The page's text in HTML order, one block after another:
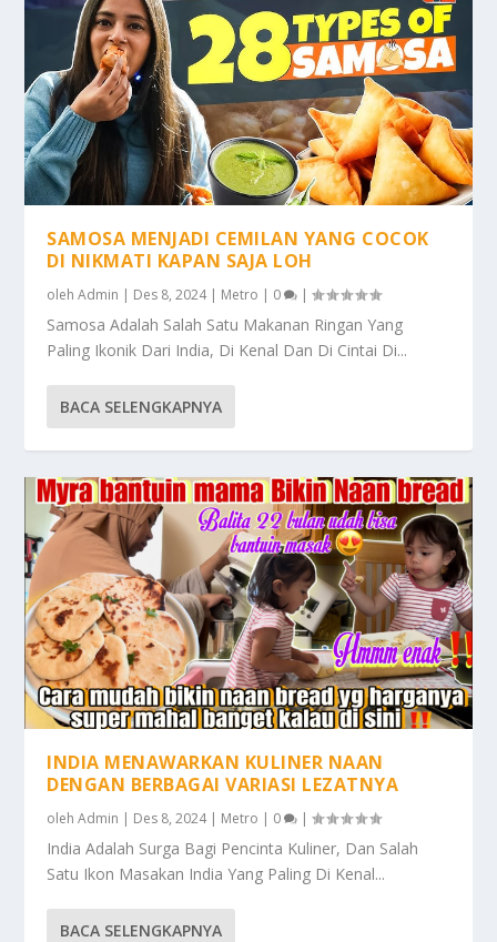
SAMOSA MENJADI CEMILAN YANG COCOK
DI NIKMATI KAPAN SAJA LOH
olehAdmin | Des 8, 2024| Metro | 0 |
Samosa Adalah Salah Satu Makanan Ringan Yang
Paling Ikonik Dari India, Di Kenal Dan Di Cintai Di...
BACA SELENGKAPNYA
INDIA MENAWARKAN KULINER NAAN
DENGAN BERBAGAI VARIASI LEZATNYA
olehAdmin | Des 8, 2024| Metro | 0 |
India Adalah Surga Bagi Pencinta Kuliner, Dan Salah
Satu Ikon Masakan India Yang Paling Di Kenal...
BACA SELENGKAPNYA